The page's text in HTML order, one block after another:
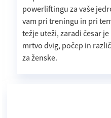
powerliftingu za vaše
vam pri treningu in pri
težje uteži, zaradi česar
mrtvo dvig, počep in
za ženske.